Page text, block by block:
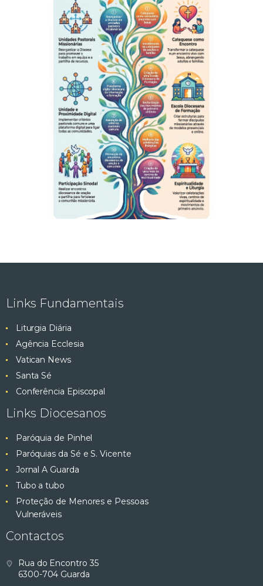
Links Fundamentais
Liturgia Diária
Agência Ecclesia
Vatican News
Santa Sé
Conferência Episcopal
Links Diocesanos
Paróquia de Pinhel
Paróquias da Sé e S. Vicente
Jornal A Guarda
Tubo a tubo
Proteção de Menores e Pessoas
Vulneráveis
Contactos
Rua do Encontro 35
6300-704 Guarda